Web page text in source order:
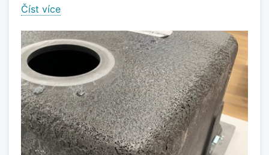
Číst více